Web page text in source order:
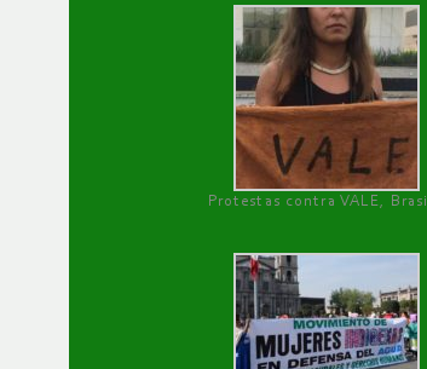
Protestas contra VALE, Brasil